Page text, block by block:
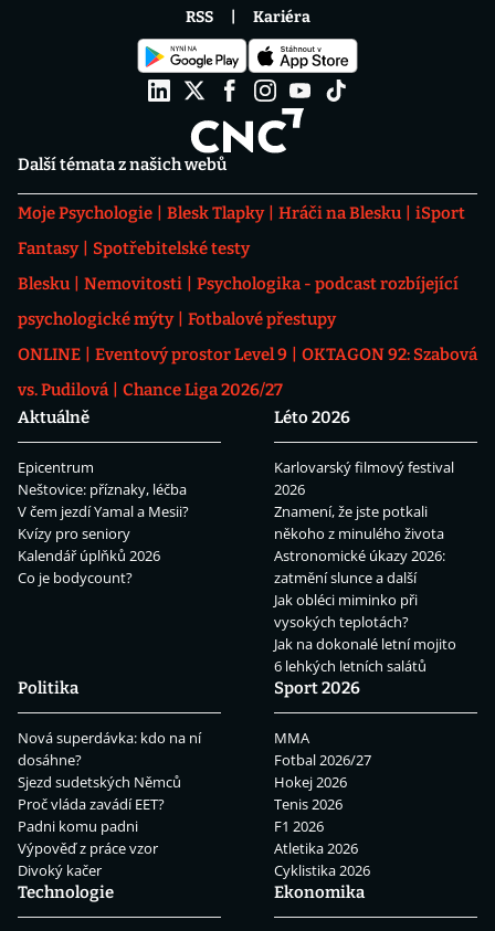
Další témata z našich webů
Moje Psychologie Blesk Tlapky Hráči na Blesku
iSport
Fantasy
Spotřebitelské testy
Blesku
Nemovitosti
Psychologika - podcast rozbíjející
psychologické mýty
Fotbalové přestupy
ONLINE
Eventový prostor Level 9
OKTAGON 92: Szabová
vs. Pudilová
Chance Liga 2026/27
Aktuálně
Epicentrum
Neštovice: příznaky, léčba
V čem jezdí Yamal a Mesii?
Kvízy pro seniory
Kalendář úplňků 2026
Co je bodycount?
Léto 2026
Karlovarský filmový festival
2026
Znamení, že jste potkali
někoho z minulého života
Astronomické úkazy 2026:
zatmění slunce a další
Jak obléci miminko při
vysokých teplotách?
Jak na dokonalé letní mojito
6 lehkých letních salátů
Politika
Nová superdávka: kdo na ní
dosáhne?
Sjezd sudetských Němců
Proč vláda zavádí EET?
Padni komu padni
Výpověď z práce vzor
Divoký kačer
Sport 2026
MMA
Fotbal 2026/27
Hokej 2026
Tenis 2026
F1 2026
Atletika 2026
Cyklistika 2026
Technologie
Ekonomika
RSS Kariéra